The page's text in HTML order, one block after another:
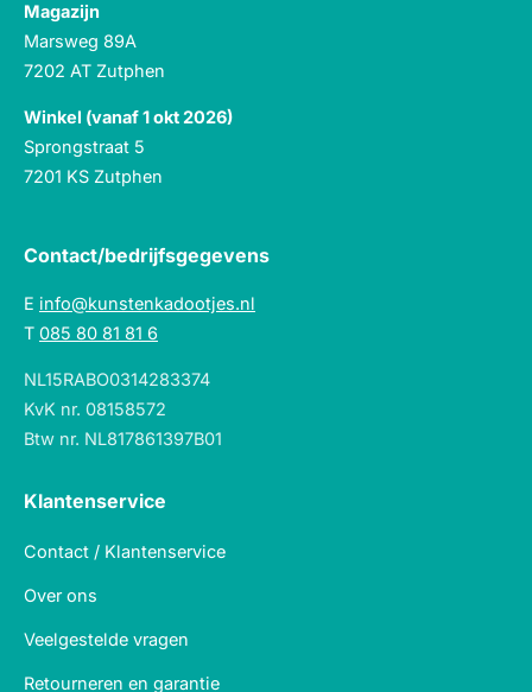
Magazijn
Marsweg 89A
7202 AT Zutphen
Winkel (vanaf 1 okt 2026)
Sprongstraat 5
7201 KS Zutphen
Contact/bedrijfsgegevens
E info@kunstenkadootjes.nl
T 085 80 81 81 6
NL15RABO0314283374
KvK nr. 08158572
Btw nr. NL817861397B01
Klantenservice
Contact / Klantenservice
Over ons
Veelgestelde vragen
Retourneren en garantie